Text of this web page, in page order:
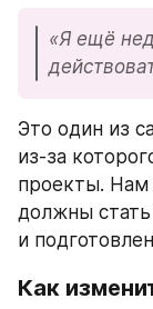
«Я ещё
Это один из
из-за
проекты. Нам
должны
и
Как